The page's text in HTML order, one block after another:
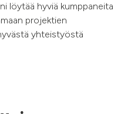
löytää hyviä kumppaneita
projektien
yhteistyöstä